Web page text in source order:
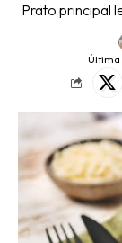
Prato principal
Última